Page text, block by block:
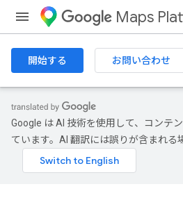
Maps
開始する お問い合わせ
Google は AI 技術を使用して、コンテ
ています。AI 翻訳には誤りが含まれる